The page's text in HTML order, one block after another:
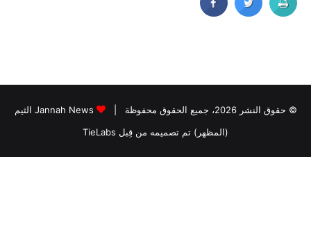
© حقوق النشر 2026، جميع الحقوق محفوظة |
Jannah News الثيم
(المظهر) تم تصميمه من قِبل TieLabs